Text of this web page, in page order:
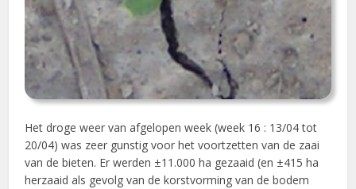
Het droge weer van afgelopen week (week 16 : 13/04 tot
20/04) was zeer gunstig voor het voortzetten van de zaai
van de bieten. Er werden ±11.000 ha gezaaid (en ±415 ha
herzaaid als gevolg van de korstvorming van de bodem